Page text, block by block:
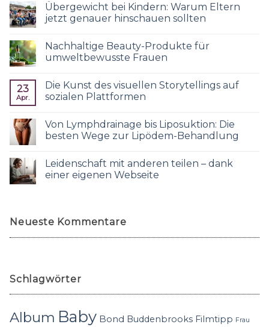
Übergewicht bei Kindern: Warum Eltern
jetzt genauer hinschauen sollten
Nachhaltige Beauty-Produkte für
umweltbewusste Frauen
23
Apr.
Die Kunst des visuellen Storytellings auf
sozialen Plattformen
Von Lymphdrainage bis Liposuktion: Die
besten Wege zur Lipödem-Behandlung
Leidenschaft mit anderen teilen – dank
einer eigenen Webseite
Neueste Kommentare
Schlagwörter
Album Baby Bond Buddenbrooks Filmtipp Frau